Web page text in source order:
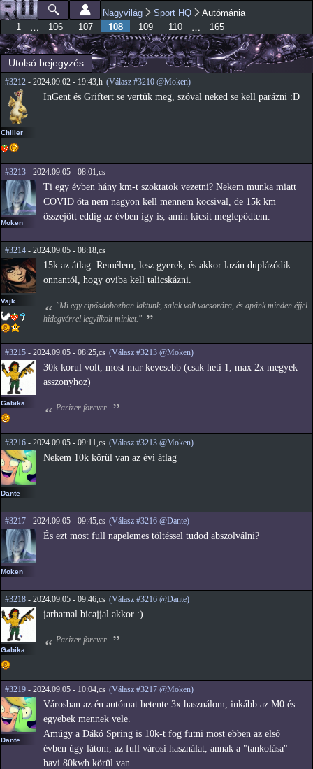
Ugrás a
tartalomra
Főmenü
Jelenlegi hely
Nagyvilág Sport HQ
Autómánia
1
… 106 107 108 109 110 … 165
Utolsó bejegyzés
#3212 - 2024.09.02 - 19:43,h (Válasz #3210 @Moken)
Chiller
InGent és Griftert se vertük meg, szóval neked se kell parázni :Đ
#3213 - 2024.09.05 - 08:01,cs
Moken
Ti egy évben hány km-t szoktatok vezetni? Nekem munka miatt
COVID óta nem nagyon kell mennem kocsival, de 15k km
összejött eddig az évben így is, amin kicsit meglepődtem.
#3214 - 2024.09.05 - 08:18,cs
Vajk
15k az átlag. Remélem, lesz gyerek, és akkor lazán duplázódik
onnantól, hogy oviba kell talicskázni.
"Mi egy cipősdobozban laktunk, salak volt vacsorára, és apánk minden éjjel
hidegvérrel legyilkolt minket."
#3215 - 2024.09.05 - 08:25,cs (Válasz #3213 @Moken)
Gabika
30k korul volt, most mar kevesebb (csak heti 1, max 2x megyek
asszonyhoz)
Parizer forever.
#3216 - 2024.09.05 - 09:11,cs (Válasz #3213 @Moken)
Dante
Nekem 10k körül van az évi átlag
#3217 - 2024.09.05 - 09:45,cs (Válasz #3216 @Dante)
Moken
És ezt most full napelemes töltéssel tudod abszolválni?
#3218 - 2024.09.05 - 09:46,cs (Válasz #3216 @Dante)
Gabika
jarhatnal bicajjal akkor :)
Parizer forever.
#3219 - 2024.09.05 - 10:04,cs (Válasz #3217 @Moken)
Dante
Városban az én autómat hetente 3x használom, inkább az M0 és
egyebek mennek vele.
Amúgy a Dákó Spring is 10k-t fog futni most ebben az első
évben úgy látom, az full városi használat, annak a "tankolása"
havi 80kwh körül van.